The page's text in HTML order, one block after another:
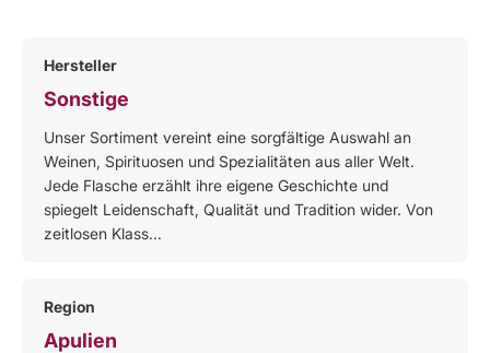
Hersteller
Sonstige
Unser Sortiment vereint eine sorgfältige Auswahl an
Weinen, Spirituosen und Spezialitäten aus aller Welt.
Jede Flasche erzählt ihre eigene Geschichte und
spiegelt Leidenschaft, Qualität und Tradition wider. Von
zeitlosen Klass...
Region
Apulien